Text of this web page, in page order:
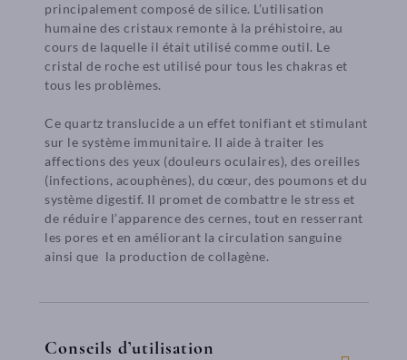
principalement composé de silice. L’utilisation
humaine des cristaux remonte à la préhistoire, au
cours de laquelle il était utilisé comme outil. Le
cristal de roche est utilisé pour tous les chakras et
tous les problèmes.
Ce quartz translucide a un effet tonifiant et stimulant
sur le système immunitaire. Il aide à traiter les
affections des yeux (douleurs oculaires), des oreilles
(infections, acouphènes), du cœur, des poumons et du
système digestif. Il promet de combattre le stress et
de réduire l’apparence des cernes, tout en resserrant
les pores et en améliorant la circulation sanguine
ainsi que la production de collagène.
Conseils d’utilisation